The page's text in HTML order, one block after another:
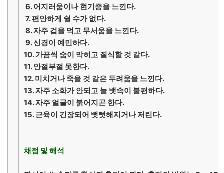
6. 어지러움이나 현기증을 느낀다.
7. 편안하게 쉴 수가 없다.
8. 자주 겁을 먹고 무서움을 느낀다.
9. 신경이 예민하다.
10. 가끔씩 숨이 막히고 질식할 것 같다.
11. 안절부절 못한다.
12. 미치거나 죽을 것 같은 두려움을 느낀다.
13. 자주 소화가 안되고 늘 뱃속이 불편하다.
14. 자주 얼굴이 붉어지곤 한다.
15. 근육이 긴장되어 뻣뻣해지거나 저린다.
채점 및 해석